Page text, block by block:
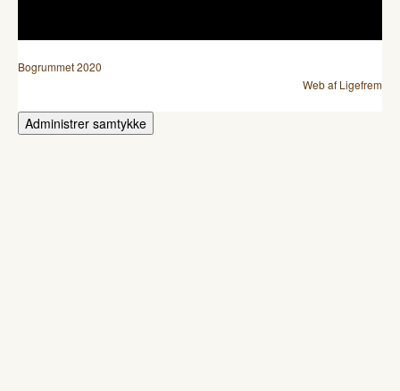
Bogrummet 2020
Web af Ligefrem
Administrer samtykke